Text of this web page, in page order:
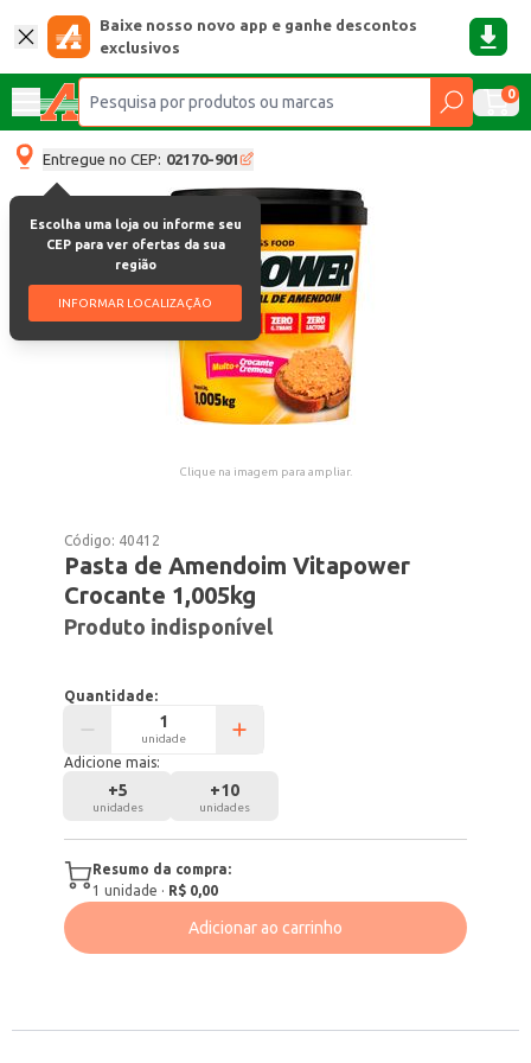
Baixe nosso novo app e ganhe descontos
exclusivos
0
Entregue no CEP: 02170-901
Escolha uma loja ou informe seu
CEP para ver ofertas da sua
região
INFORMAR LOCALIZAÇÃO
Clique na imagem para ampliar.
Código: 40412
Pasta de Amendoim Vitapower
Crocante 1,005kg
Produto indisponível
Quantidade:
unidade
Adicione mais:
+5
unidades
+10
unidades
Resumo da compra:
1 unidade · R$ 0,00
Adicionar ao carrinho